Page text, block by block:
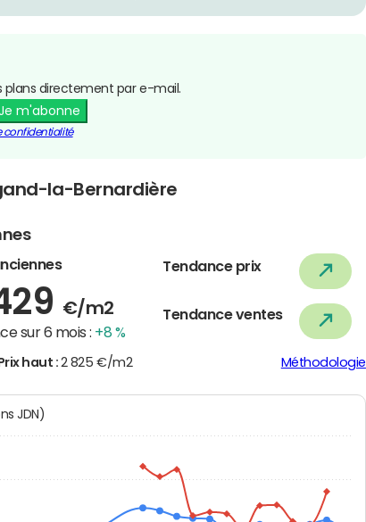
plans directement par e-mail.
m'abonne
confidentialité
la-Bernardière
€/m2
sur 6 mois : +8 %
Tendance prix
Tendance ventes
Prix haut : 2 825 €/m2 Méthodologie
JDN)